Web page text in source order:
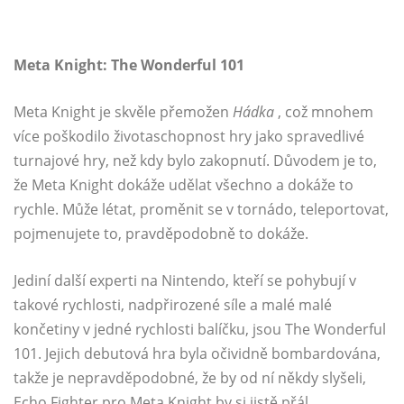
Meta Knight: The Wonderful 101
Meta Knight je skvěle přemožen Hádka , což mnohem
více poškodilo životaschopnost hry jako spravedlivé
turnajové hry, než kdy bylo zakopnutí. Důvodem je to,
že Meta Knight dokáže udělat všechno a dokáže to
rychle. Může létat, proměnit se v tornádo, teleportovat,
pojmenujete to, pravděpodobně to dokáže.
Jediní další experti na Nintendo, kteří se pohybují v
takové rychlosti, nadpřirozené síle a malé malé
končetiny v jedné rychlosti balíčku, jsou The Wonderful
101. Jejich debutová hra byla očividně bombardována,
takže je nepravděpodobné, že by od ní někdy slyšeli,